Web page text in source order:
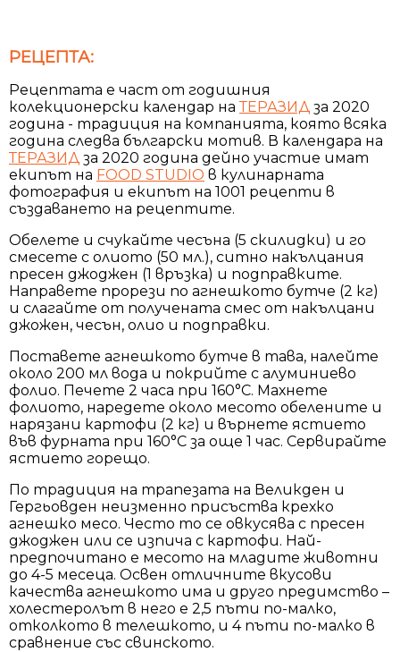
РЕЦЕПТА:
Рецептата е част от годишния
колекционерски календар наТЕРАЗИД за 2020
година - традиция на компанията, която всяка
година следва български мотив. В календара на
ТЕРАЗИД за 2020 година дейно участие имат
екипът на FOOD STUDIO в кулинарната
фотография и екипът на 1001 рецепти в
създаването на рецептите.
Обелете и счукайте чесъна (5 скилидки) и го
смесете с олиото (50 мл.), ситно накълцания
пресен джоджен (1 връзка) и подправките.
Направете прорези по агнешкото бутче (2 кг)
и слагайте от получената смес от накълцани
джожен, чесън, олио и подправки.
Поставете агнешкото бутче в тава, налейте
около 200 мл вода и покрийте с алуминиево
фолио. Печете 2 часа при 160°С. Махнете
фолиото, наредете около месото обелените и
нарязани картофи (2 кг) и върнете ястието
във фурната при 160°С за още 1 час. Сервирайте
ястието горещо.
По традиция на трапезата на Великден и
Гергьовден неизменно присъства крехко
агнешко месо. Често то се овкусява с пресен
джоджен или се изпича с картофи. Най-
предпочитано е месото на младите животни
до 4-5 месеца. Освен отличните вкусови
качества агнешкото има и друго предимство –
холестеролът в него е 2,5 пъти по-малко,
отколкото в телешкото, и 4 пъти по-малко в
сравнение със свинското.